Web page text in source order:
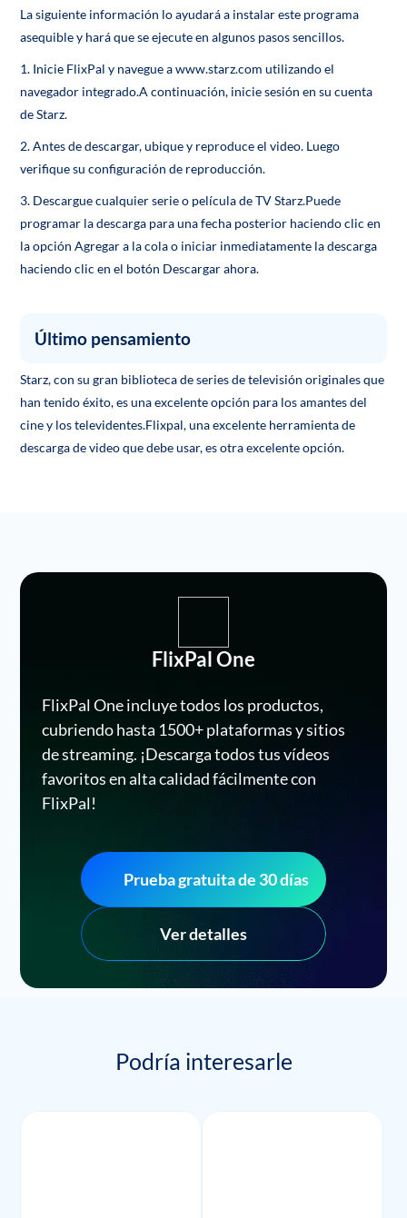
La siguiente información lo ayudará a instalar este programa
asequible y hará que se ejecute en algunos pasos sencillos.
1. Inicie FlixPal y navegue a www.starz.com utilizando el
navegador integrado.A continuación, inicie sesión en su cuenta
de Starz.
2. Antes de descargar, ubique y reproduce el video. Luego
verifique su configuración de reproducción.
3. Descargue cualquier serie o película de TV Starz.Puede
programar la descarga para una fecha posterior haciendo clic en
la opción Agregar a la cola o iniciar inmediatamente la descarga
haciendo clic en el botón Descargar ahora.
Último pensamiento
Starz, con su gran biblioteca de series de televisión originales que
han tenido éxito, es una excelente opción para los amantes del
cine y los televidentes.Flixpal, una excelente herramienta de
descarga de video que debe usar, es otra excelente opción.
FlixPal One
FlixPal One incluye todos los productos,
cubriendo hasta 1500+ plataformas y sitios
de streaming. ¡Descarga todos tus vídeos
favoritos en alta calidad fácilmente con
FlixPal!
Prueba gratuita de 30 días
Ver detalles
Podría interesarle